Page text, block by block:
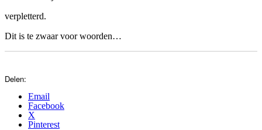
verpletterd.
Dit is te zwaar voor woorden…
Delen:
Email
Facebook
X
Pinterest